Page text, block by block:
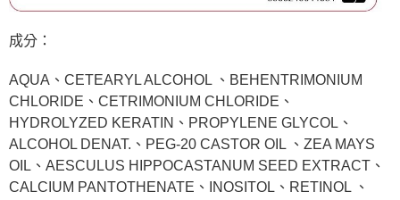
成分：
AQUA、CETEARYL ALCOHOL 、BEHENTRIMONIUM
CHLORIDE、CETRIMONIUM CHLORIDE、
HYDROLYZED KERATIN、PROPYLENE GLYCOL、
ALCOHOL DENAT.、PEG-20 CASTOR OIL 、ZEA MAYS
OIL、AESCULUS HIPPOCASTANUM SEED EXTRACT、
CALCIUM PANTOTHENATE、INOSITOL、RETINOL 、